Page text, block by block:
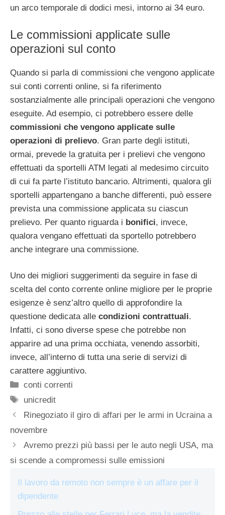
un arco temporale di dodici mesi, intorno ai 34 euro.
Le commissioni applicate sulle
operazioni sul conto
Quando si parla di commissioni che vengono applicate
sui conti correnti online, si fa riferimento
sostanzialmente alle principali operazioni che vengono
eseguite. Ad esempio, ci potrebbero essere delle
commissioni che vengono applicate sulle
operazioni di prelievo. Gran parte degli istituti,
ormai, prevede la gratuita per i prelievi che vengono
effettuati da sportelli ATM legati al medesimo circuito
di cui fa parte l’istituto bancario. Altrimenti, qualora gli
sportelli appartengano a banche differenti, può essere
prevista una commissione applicata su ciascun
prelievo. Per quanto riguarda i bonifici, invece,
qualora vengano effettuati da sportello potrebbero
anche integrare una commissione.
Uno dei migliori suggerimenti da seguire in fase di
scelta del conto corrente online migliore per le proprie
esigenze è senz’altro quello di approfondire la
questione dedicata alle condizioni contrattuali.
Infatti, ci sono diverse spese che potrebbe non
apparire ad una prima occhiata, venendo assorbiti,
invece, all’interno di tutta una serie di servizi di
carattere aggiuntivo.
Categorie
conti correnti
Tag
unicredit
Rinegoziato il giro di affari per le armi in Ucraina a
novembre
Avremo prezzi più bassi per le auto negli USA, ma
si scende a compromessi sulle emissioni
Il lavoro da remoto non sempre è un affare per il
dipendente